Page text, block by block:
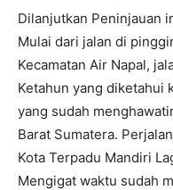
Dilanjutkan Peninjauan
Mulai dari jalan di
Kecamatan Air Napal,
Ketahun yang diketahui
yang sudah
Barat Sumatera.
Kota Terpadu Mandiri
Mengigat waktu sudah